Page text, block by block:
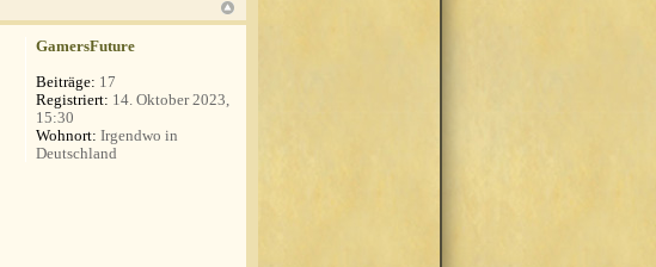
GamersFuture
Beiträge: 17
Registriert: 14. Oktober 2023,
15:30
Wohnort: Irgendwo in
Deutschland